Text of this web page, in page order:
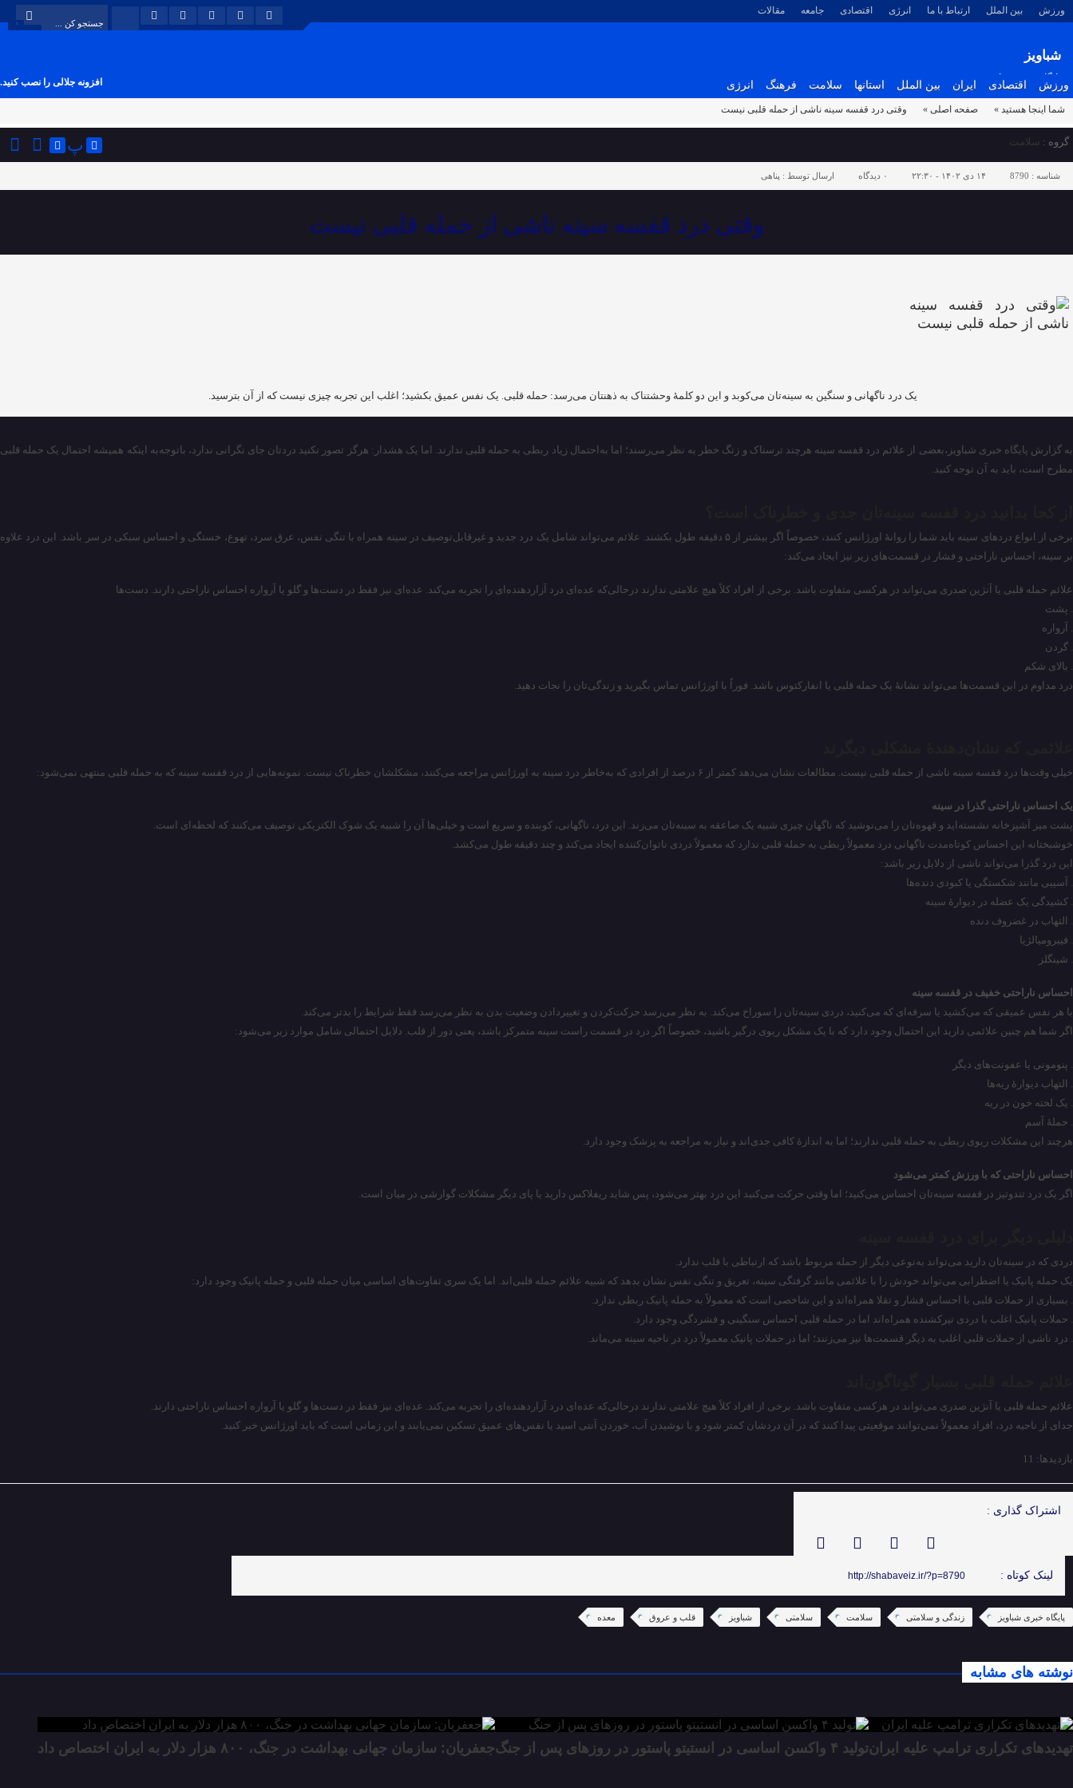
ورزش بین الملل ارتباط با ما انرژی اقتصادی جامعه مقالات
شباویز
پایگاه خبری شباویز
ورزش اقتصادی ایران بین الملل استانها سلامت فرهنگ انرژی افزونه جلالی را نصب کنید.
شما اینجا هستید » صفحه اصلی » وقتی درد قفسه سینه ناشی از حمله قلبی نیست
گروه : سلامت پ
شناسه : 8790 ۱۴ دی ۱۴۰۲ - ۲۲:۳۰ ۰ دیدگاه ارسال توسط : پناهی
وقتی درد قفسه سینه ناشی از حمله قلبی نیست
یک درد ناگهانی و سنگین به سینه‌تان می‌کوبد و این دو کلمهٔ وحشتناک به ذهنتان می‌رسد: حمله قلبی. یک نفس عمیق بکشید؛ اغلب این تجربه چیزی نیست که از آن بترسید.
به گزارش پایگاه خبری شباویز،بعضی از علائم درد قفسه سینه هرچند ترسناک و زنگ خطر به نظر می‌رسند؛ اما به‌احتمال زیاد ربطی به حمله قلبی ندارند. اما یک هشدار: هرگز تصور نکنید دردتان جای نگرانی ندارد، باتوجه‌به اینکه همیشه احتمال یک حمله قلبی
مطرح است، باید به آن توجه کنید.
برخی از انواع دردهای سینه باید شما را روانهٔ اورژانس کنند، خصوصاً اگر بیشتر از ۵ دقیقه طول بکشند. علائم می‌تواند شامل یک درد جدید و غیرقابل‌توصیف در سینه همراه با تنگی نفس، عرق سرد، تهوع، خستگی و احساس سبکی در سر باشد. این درد علاوه
بر سینه، احساس ناراحتی و فشار در قسمت‌های زیر نیز ایجاد می‌کند:
علائم حمله قلبی یا آنژین صدری می‌تواند در هرکسی متفاوت باشد. برخی از افراد کلاً هیچ علامتی ندارند درحالی‌که عده‌ای درد آزاردهنده‌ای را تجربه می‌کند. عده‌ای نیز فقط در دست‌ها و گلو یا آرواره احساس ناراحتی دارند. دست‌ها
. پشت
. آرواره
. گردن
. بالای شکم
درد مداوم در این قسمت‌ها می‌تواند نشانهٔ یک حمله قلبی یا انفارکتوس باشد. فوراً با اورژانس تماس بگیرید و زندگی‌تان را نجات دهید.
خیلی وقت‌ها درد قفسه سینه ناشی از حمله قلبی نیست. مطالعات نشان می‌دهد کمتر از ۶ درصد از افرادی که به‌خاطر درد سینه به اورژانس مراجعه می‌کنند، مشکلشان خطرناک نیست. نمونه‌هایی از درد قفسه سینه که به حمله قلبی منتهی نمی‌شود:
یک احساس ناراحتی گذرا در سینه
پشت میز آشپزخانه نشسته‌اید و قهوه‌تان را می‌نوشید که ناگهان چیزی شبیه یک صاعقه به سینه‌تان می‌زند. این درد، ناگهانی، کوبنده و سریع است و خیلی‌ها آن را شبیه یک شوک الکتریکی توصیف می‌کنند که لحظه‌ای است.
خوشبختانه این احساس کوتاه‌مدت ناگهانی درد معمولاً ربطی به حمله قلبی ندارد که معمولاً دردی ناتوان‌کننده ایجاد می‌کند و چند دقیقه طول می‌کشد.
این درد گذرا می‌تواند ناشی از دلایل زیر باشد:
. آسیبی مانند شکستگی یا کبودی دنده‌ها
. کشیدگی یک عضله در دیوارهٔ سینه
. التهاب در غضروف دنده
. فیبرومیالژیا
. شینگلز
احساس ناراحتی خفیف در قفسه سینه
با هر نفس عمیقی که می‌کشید یا سرفه‌ای که می‌کنید، دردی سینه‌تان را سوراخ می‌کند. به نظر می‌رسد حرکت‌کردن و تغییردادن وضعیت بدن به نظر می‌رسد فقط شرایط را بدتر می‌کند.
اگر شما هم چنین علائمی دارید این احتمال وجود دارد که با یک مشکل ریوی درگیر باشید، خصوصاً اگر درد در قسمت راست سینه متمرکز باشد، یعنی دور از قلب. دلایل احتمالی شامل موارد زیر می‌شود:
. پنومونی یا عفونت‌های دیگر
. التهاب دیوارهٔ ریه‌ها
. یک لخته خون در ریه
. حملهٔ آسم
هرچند این مشکلات ریوی ربطی به حمله قلبی ندارند؛ اما به اندازهٔ کافی جدی‌اند و نیاز به مراجعه به پزشک وجود دارد.
احساس ناراحتی که با ورزش کمتر می‌شود
اگر یک درد تندوتیز در قفسه سینه‌تان احساس می‌کنید؛ اما وقتی حرکت می‌کنید این درد بهتر می‌شود، پس شاید ریفلاکس دارید یا پای دیگر مشکلات گوارشی در میان است.
دردی که در سینه‌تان دارید می‌تواند به‌نوعی دیگر از حمله مربوط باشد که ارتباطی با قلب ندارد.
یک حمله پانیک یا اضطرابی می‌تواند خودش را با علائمی مانند گرفتگی سینه، تعریق و تنگی نفس نشان بدهد که شبیه علائم حمله قلبی‌اند. اما یک سری تفاوت‌های اساسی میان حمله قلبی و حمله پانیک وجود دارد:
. بسیاری از حملات قلبی با احساس فشار و تقلا همراه‌اند و این شاخصی است که معمولاً به حمله پانیک ربطی ندارد.
. حملات پانیک اغلب با دردی تیرکشنده همراه‌اند اما در حمله قلبی احساس سنگینی و فشردگی وجود دارد.
. درد ناشی از حملات قلبی اغلب به دیگر قسمت‌ها نیز می‌زنند؛ اما در حملات پانیک معمولاً درد در ناحیه سینه می‌ماند.
علائم حمله قلبی یا آنژین صدری می‌تواند در هرکسی متفاوت باشد. برخی از افراد کلاً هیچ علامتی ندارند درحالی‌که عده‌ای درد آزاردهنده‌ای را تجربه می‌کند. عده‌ای نیز فقط در دست‌ها و گلو یا آرواره احساس ناراحتی دارند.
جدای از ناحیه درد، افراد معمولاً نمی‌توانند موقعیتی پیدا کنند که در آن دردشان کمتر شود و با نوشیدن آب، خوردن آنتی اسید یا نفس‌های عمیق تسکین نمی‌یابند و این زمانی است که باید اورژانس خبر کنید.
بازدیدها: 11
اشتراک گذاری :
لینک کوتاه : http://shabaveiz.ir/?p=8790
پایگاه خبری شباویز زندگی و سلامتی سلامت سلامتی شباویز قلب و عروق معده
نوشته های مشابه
تهدیدهای تکراری ترامپ علیه ایرانتولید ۴ واکسن اساسی در انستیتو پاستور در روزهای پس از جنگ جعفریان: سازمان جهانی بهداشت در جنگ، ۸۰۰ هزار دلار به ایران اختصاص داد